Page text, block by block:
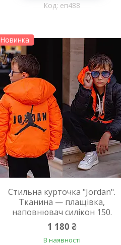
еп488
Новинка
Стильна курточка "Jordan".
Тканина — плащівка,
наповнювач силікон 150.
1 180 ₴
В наявності